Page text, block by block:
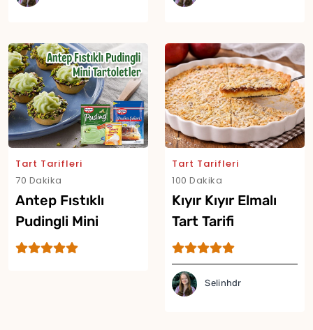
Tart Tarifleri
70 Dakika
Antep Fıstıklı
Pudingli Mini
Tartoletler
Tart Tarifleri
100 Dakika
Kıyır Kıyır Elmalı
Tart Tarifi
Selinhdr